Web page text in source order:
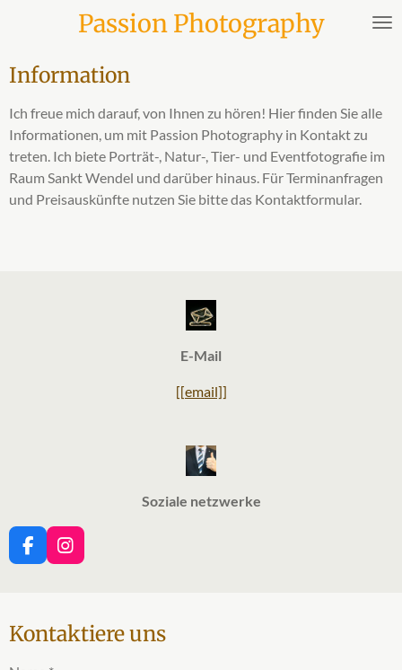
springen
Passion Photography
Information
Ich freue mich darauf, von Ihnen zu hören! Hier finden Sie alle
Informationen, um mit Passion Photography in Kontakt zu
treten. Ich biete Porträt-, Natur-, Tier- und Eventfotografie im
Raum Sankt Wendel und darüber hinaus. Für Terminanfragen
und Preisauskünfte nutzen Sie bitte das Kontaktformular.
E-Mail
[[email]]
Soziale netzwerke
F
a
o
I
n
a
g
Kontaktiere uns